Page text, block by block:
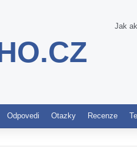
Jak
Odpovedi Otazky Recenze